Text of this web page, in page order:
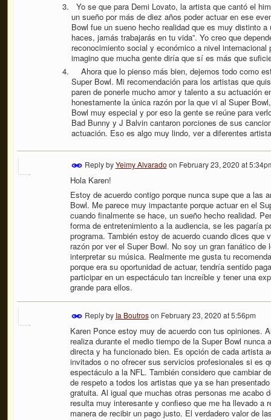
Yo se que para Demi Lovato, la artista que cantó el
un sueño por más de diez años poder actuar en ese
Bowl fue un sueno hecho realidad que es muy distinto
haces, jamás trabajarás en tu vida”. Yo creo que
reconocimiento social y económico a nivel
imagino que mucha gente diría que sí es más que
Ahora que lo pienso más bien, dejemos todo como
Super Bowl. Mi recomendación para los artistas que
paren de ponerle mucho amor y talento a su actuación
honestamente la única razón por la que vi al Super
Bowl muy especial y por eso la gente se reúne para
Bad Bunny y J Balvin cantaron porciones de sus
actuación. Eso es algo muy lindo, ver a diferentes
Reply byYeimy Alvarado on February 23, 2020 at
Hola Karen!
Estoy de acuerdo contigo porque nunca supe que a las
Bowl. Me parece muy impactante porque actuar en el
cuando finalmente se hace, un sueño hecho realidad.
forma de entretenimiento a la audiencia, se les pagaría
programa. También estoy de acuerdo cuando dices que
razón por ver el Super Bowl. No soy un gran fanático
interpretar su música. Realmente me gusta tu
porque era su oportunidad de actuar, tendría sentido
participar en un espectáculo tan increíble y tener una
grande para ellos.
Reply by Ia Boutroson February 23, 2020 at 5:56pm
Karen Ponce estoy muy de acuerdo con tus opiniones.
realiza durante el medio tiempo de la Super Bowl nunca
directa y ha funcionado bien. Es opción de cada artista
invitados o no ofrecer sus servicios profesionales si es
espectáculo a la NFL. También considero que cambiar
de respeto a todos los artistas que ya se han
gratuita. Al igual que muchas otras personas me acabo
resulta muy interesante y confieso que me ha llevado a
manera de recibir un pago justo. El verdadero valor de